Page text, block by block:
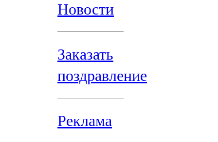
Новости
Заказать
поздравление
Реклама